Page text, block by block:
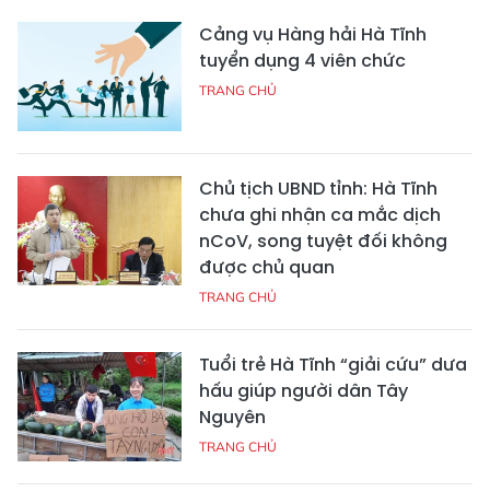
Cảng vụ Hàng hải Hà Tĩnh
tuyển dụng 4 viên chức
TRANG CHỦ
Chủ tịch UBND tỉnh: Hà Tĩnh
chưa ghi nhận ca mắc dịch
nCoV, song tuyệt đối không
được chủ quan
TRANG CHỦ
Tuổi trẻ Hà Tĩnh “giải cứu” dưa
hấu giúp người dân Tây
Nguyên
TRANG CHỦ